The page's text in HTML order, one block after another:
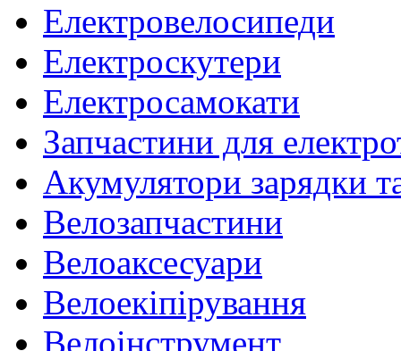
Електровелосипеди
Електроскутери
Електросамокати
Запчастини для
Акумулятори зарядки
Велозапчастини
Велоаксесуари
Велоекіпірування
Велоінструмент